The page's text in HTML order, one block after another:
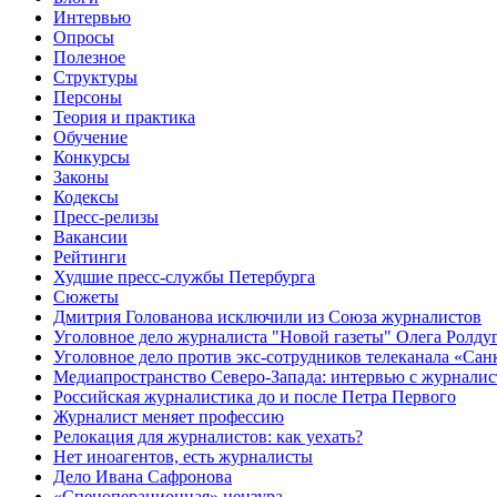
Интервью
Опросы
Полезное
Структуры
Персоны
Теория и практика
Обучение
Конкурсы
Законы
Кодексы
Пресс-релизы
Вакансии
Рейтинги
Худшие пресс-службы Петербурга
Сюжеты
Дмитрия Голованова исключили из Союза журналистов
Уголовное дело журналиста "Новой газеты" Олега
Уголовное дело против экс-сотрудников телеканала
Медиапространство Северо-Запада: интервью с
Российская журналистика до и после Петра Первого
Журналист меняет профессию
Релокация для журналистов: как уехать?
Нет иноагентов, есть журналисты
Дело Ивана Сафронова